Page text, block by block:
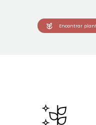
Encontrar